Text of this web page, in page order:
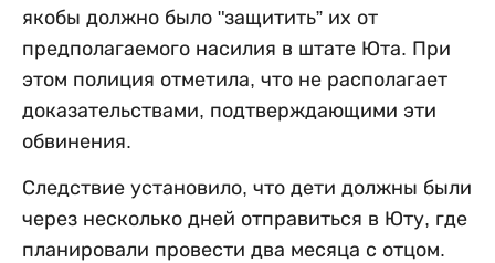
якобы должно было "защитить” их от
предполагаемого насилия в штате Юта. При
этом полиция отметила, что не располагает
доказательствами, подтверждающими эти
обвинения.
Следствие установило, что дети должны были
через несколько дней отправиться в Юту, где
планировали провести два месяца с отцом.